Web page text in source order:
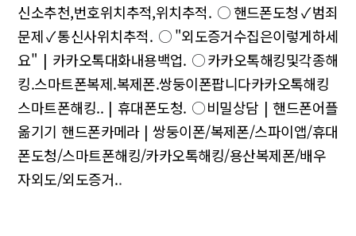
신소추천,번호위치추적,위치추적. ○핸드폰도청✓범죄
문제✓통신사위치추적. ○"외도증거수집은이렇게하세
요" | 카카오톡대화내용백업. ○카카오톡해킹및각종해
킹.스마트폰복제.복제폰.쌍둥이폰팝니다카카오톡해킹
스마트폰해킹.. | 휴대폰도청. ○비밀상담 | 핸드폰어플
옮기기 핸드폰카메라 | 쌍둥이폰/복제폰/스파이앱/휴대
폰도청/스마트폰해킹/카카오톡해킹/용산복제폰/배우
자외도/외도증거..